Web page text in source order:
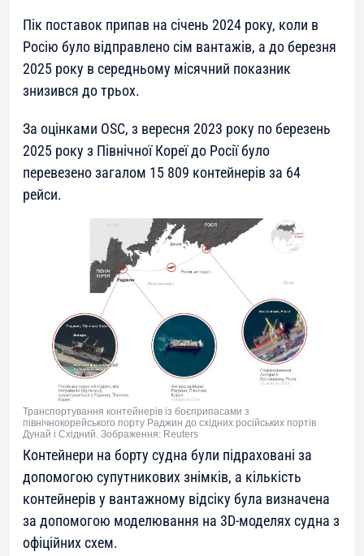
Пік поставок припав на січень 2024 року, коли в
Росію було відправлено сім вантажів, а до березня
2025 року в середньому місячний показник
знизився до трьох.
За оцінками OSC, з вересня 2023 року по березень
2025 року з Північної Кореї до Росії було
перевезено загалом 15 809 контейнерів за 64
рейси.
Транспортування контейнерів із боєприпасами з
північнокорейського порту Раджин до східних російських портів
Дунай і Східний. Зображення: Reuters
Контейнери на борту судна були підраховані за
допомогою супутникових знімків, а кількість
контейнерів у вантажному відсіку була визначена
за допомогою моделювання на 3D-моделях судна з
офіційних схем.